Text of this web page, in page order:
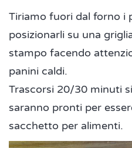
Tiriamo fuori dal forno i
posizionarli su una
stampo facendo
panini caldi.
Trascorsi 20/30 minuti
saranno pronti per
sacchetto per alimenti.